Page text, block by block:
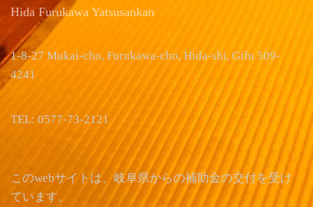
Hida Furukawa Yatsusankan
1-8-27 Mukai-cho, Furukawa-cho, Hida-shi, Gifu 509-
4241
TEL: 0577-73-2121
このwebサイトは、岐阜県からの補助金の交付を受け
ています。